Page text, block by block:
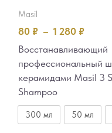
masil
80 ₽ – 1 280 ₽
Восстанавливающий
профессиональный
керамидами Masil 3
Shampoo
300 мл 50 мл